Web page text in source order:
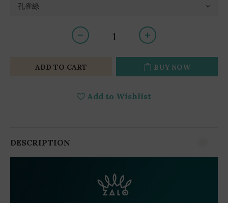
ADD TO CART BUY NOW
Add to Wishlist
DESCRIPTION